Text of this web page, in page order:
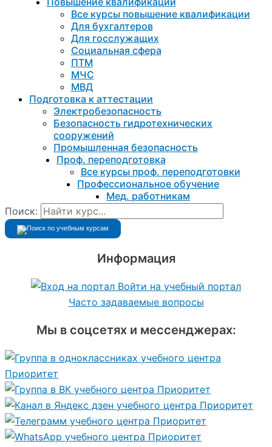
Все курсы повышение квалификации
Для бухгалтеров
Для госслужащих
Социальная сфера
ПТМ
МЧС
МВД
Подготовка к aттестации
Электробезопасность
Безопасность гидротехнических
сооружений
Промышленная безопасность
Проф. переподготовка
Все курсы проф. переподготовки
Профессиональное обучение
Мед. работникам
Поиск:
Информация
Войти на учебный портал
Часто задаваемые вопросы
Мы в соцсетях и мессенджерах: